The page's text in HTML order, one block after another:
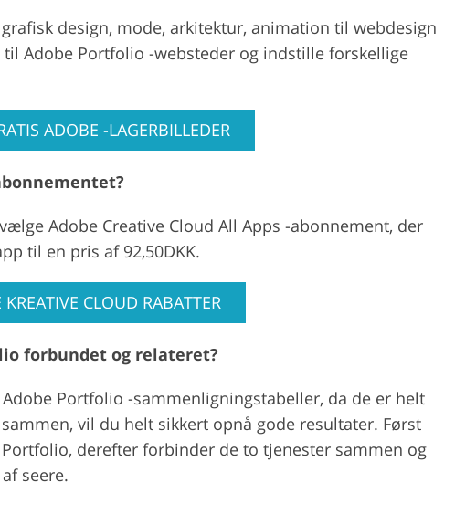
design, mode, arkitektur, animation til webdesign
Adobe Portfolio -websteder og indstille forskellige
ADOBE -LAGERBILLEDER
Adobe Creative Cloud All Apps -abonnement, der
til en pris af 92,50DKK.
CLOUD RABATTER
forbundet og relateret?
Portfolio -sammenligningstabeller, da de er helt
vil du helt sikkert opnå gode resultater. Først
derefter forbinder de to tjenester sammen og
seere.